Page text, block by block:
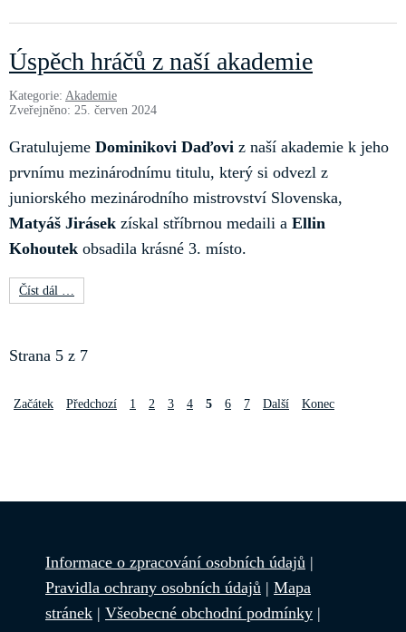
Úspěch hráčů z naší akademie
Kategorie: Akademie
Zveřejněno: 25. červen 2024
Gratulujeme Dominikovi Daďovi z naší akademie k jeho
prvnímu mezinárodnímu titulu, který si odvezl z
juniorského mezinárodního mistrovství Slovenska,
Matyáš Jirásek získal stříbrnou medaili a Ellin
Kohoutek obsadila krásné 3. místo.
Číst dál …
Strana 5 z 7
Začátek Předchozí 1 2 3 4 5 6 7 Další Konec
Informace o zpracování osobních údajů |
Pravidla ochrany osobních údajů | Mapa
stránek | Všeobecné obchodní podmínky |